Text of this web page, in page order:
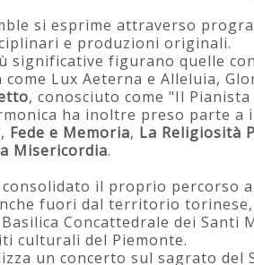
si esprime attraverso
e produzioni originali.
significative figurano quelle
come Lux Aeterna e Alleluia,
, conosciuto come "Il Pianista
ha inoltre preso parte
, Fede e Memoria, La Religiosità
Misericordia.
consolidato il proprio
fuori dal territorio
Concattedrale dei
culturali del Piemonte.
un concerto sul sagrato del